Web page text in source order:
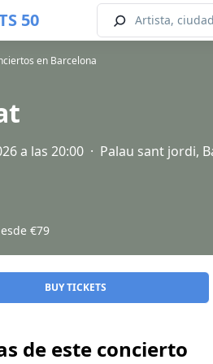
50
en Barcelona
a las 20:00 · Palau sant jordi,
€79
BUY TICKETS
de este concierto